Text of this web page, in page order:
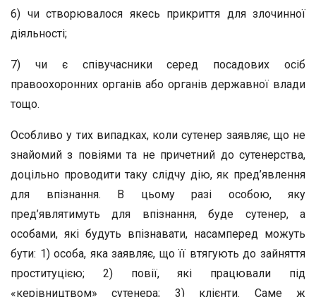
6) чи створювалося якесь прикриття для злочинної
діяльності;
7) чи є співучасники серед посадових осіб
правоохоронних органів або органів державної влади
тощо.
Особливо у тих випадках, коли сутенер заявляє, що не
знайомий з повіями та не причетний до сутенерства,
доцільно проводити таку слідчу дію, як пред’явлення
для впізнання. В цьому разі особою, яку
пред’являтимуть для впізнання, буде сутенер, а
особами, які будуть впізнавати, насамперед можуть
бути: 1) особа, яка заявляє, що її втягують до зайняття
проституцією; 2) повії, які працювали під
«керівництвом» сутенера; 3) клієнти. Саме ж